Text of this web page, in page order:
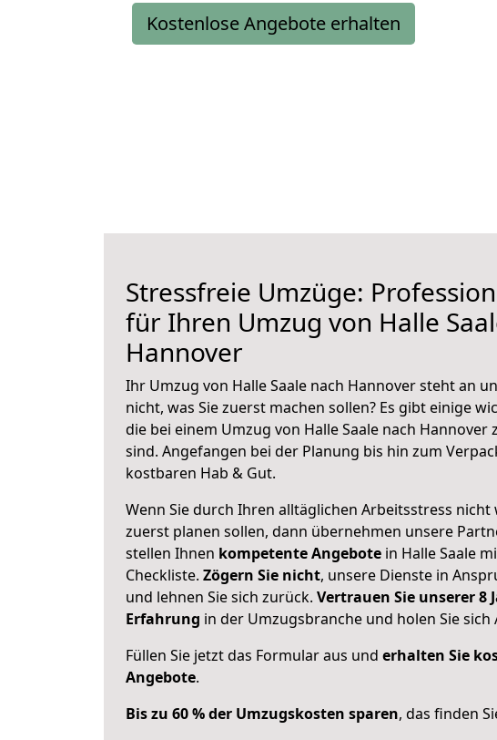
Kostenlose Angebote erhalten
Stressfreie Umzüge:
für Ihren Umzug von Halle
Hannover
Ihr Umzug von Halle Saale nach Hannover steht an
nicht, was Sie zuerst machen sollen? Es gibt einige
die bei einem Umzug von Halle Saale nach Hannover
sind. Angefangen bei der Planung bis hin zum
kostbaren Hab & Gut.
Wenn Sie durch Ihren alltäglichen Arbeitsstress nicht
zuerst planen sollen, dann übernehmen unsere
stellen Ihnen kompetente Angebote in Halle Saale
Checkliste. Zögern Sie nicht, unsere Dienste in
und lehnen Sie sich zurück. Vertrauen Sie unserer 8
Erfahrung in der Umzugsbranche und holen Sie sich
Füllen Sie jetzt das Formular aus und erhalten Sie
Angebote.
Bis zu 60 % der Umzugskosten sparen, das finden